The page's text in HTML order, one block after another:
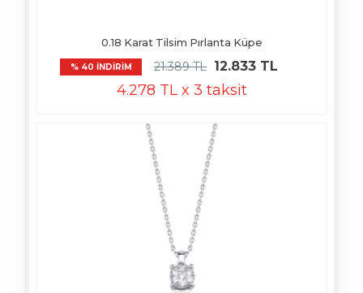
0.18 Karat Tilsim Pırlanta Küpe
% 40 İNDİRİM 21.389 TL 12.833 TL
4.278 TL x 3 taksit